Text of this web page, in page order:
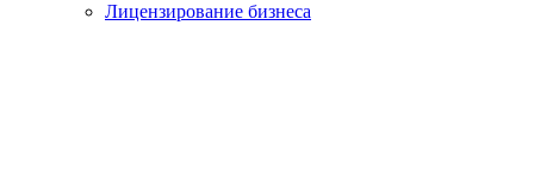
Лицензирование бизнеса